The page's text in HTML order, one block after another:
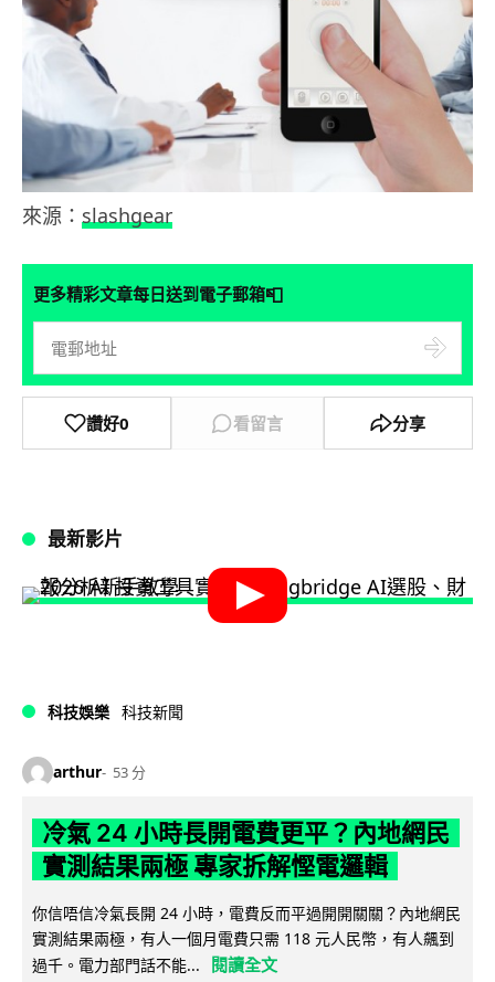
來源： slashgear
更多精彩文章每日送到電子郵箱📮
讚好0 看留言 分享
最新影片
科技娛樂 科技新聞
arthur 53 分
冷氣 24 小時長開電費更平？內地網民
實測結果兩極 專家拆解慳電邏輯
你信唔信冷氣長開 24 小時，電費反而平過開開關關？內地網民
實測結果兩極，有人一個月電費只需 118 元人民幣，有人飆到
過千。電力部門話不能...
閱讀全文